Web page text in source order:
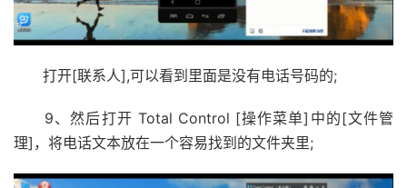
打开[联系人],可以看到里面是没有电话号码的;
9、然后打开 Total Control [操作菜单]中的[文件管
理]，将电话文本放在一个容易找到的文件夹里;